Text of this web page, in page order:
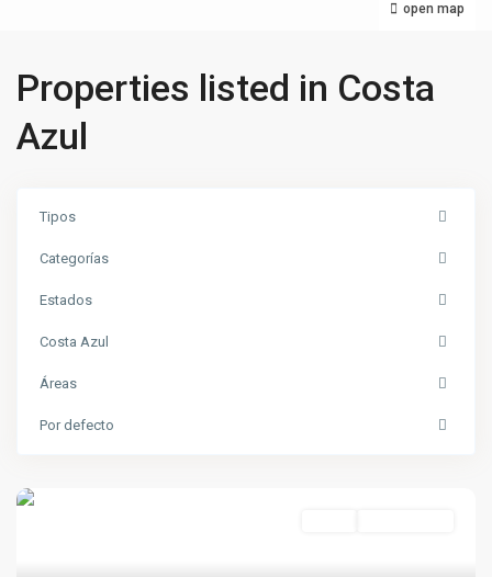
open map
Properties listed in Costa
Azul
Tipos
Categorías
Estados
Costa Azul
Áreas
Por defecto